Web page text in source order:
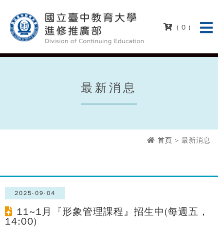
( 0 )
最新消息
首頁 > 最新消息
2025-09-04
11~1月『形象管理課程』招生中(每週五，
14:00)